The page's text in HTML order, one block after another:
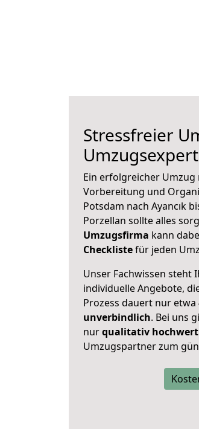
Stressfreier
Ein erfolgreicher
Vorbereitung und
Potsdam nach Ayancık
Porzellan sollte alles
Umzugsfirma kann
Checklistefür jeden
Unser Fachwissen steht
individuelle Angebote,
Prozess dauert nur
unverbindlich. Bei uns
nurqualitativ
Umzugspartner zum